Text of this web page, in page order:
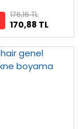
170,88 TL
176,16 TL